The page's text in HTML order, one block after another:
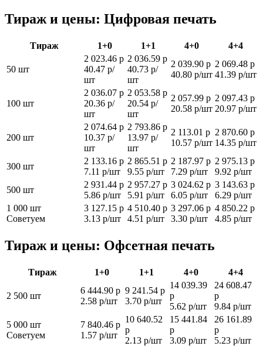
Тираж и цены: Цифровая печать
Тираж 1+0 1+1 4+0 4+4
50 шт
2 023.46 р
40.47 р/
шт
2 036.59 р
40.73 р/
шт
2 039.90 р
40.80 р/шт
2 069.48 р
41.39 р/шт
100 шт
2 036.07 р
20.36 р/
шт
2 053.58 р
20.54 р/
шт
2 057.99 р
20.58 р/шт
2 097.43 р
20.97 р/шт
200 шт
2 074.64 р
10.37 р/
шт
2 793.86 р
13.97 р/
шт
2 113.01 р
10.57 р/шт
2 870.60 р
14.35 р/шт
300 шт
2 133.16 р
7.11 р/шт
2 865.51 р
9.55 р/шт
2 187.97 р
7.29 р/шт
2 975.13 р
9.92 р/шт
500 шт
2 931.44 р
5.86 р/шт
2 957.27 р
5.91 р/шт
3 024.62 р
6.05 р/шт
3 143.63 р
6.29 р/шт
1 000 шт
Советуем
3 127.15 р
3.13 р/шт
4 510.40 р
4.51 р/шт
3 297.06 р
3.30 р/шт
4 850.22 р
4.85 р/шт
Тираж и цены: Офсетная печать
Тираж 1+0 1+1 4+0 4+4
2 500 шт
6 444.90 р
2.58 р/шт
9 241.54 р
3.70 р/шт
14 039.39
р
5.62 р/шт
24 608.47
р
9.84 р/шт
5 000 шт
Советуем
7 840.46 р
1.57 р/шт
10 640.52
р
2.13 р/шт
15 441.84
р
3.09 р/шт
26 161.89
р
5.23 р/шт